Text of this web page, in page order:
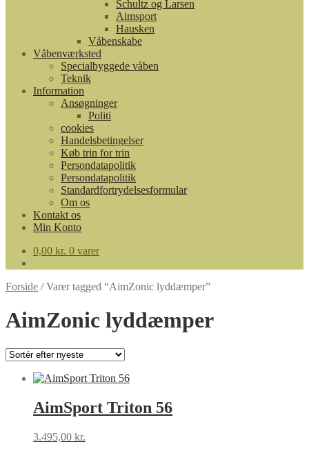
Schultz og Larsen
Aimsport
Hausken
Våbenskabe
Våbenværksted
Specialbyggede våben
Teknik
Information
Ansøgninger
Politi
cookies
Handelsbetingelser
Køb trin for trin
Persondatapolitik
Persondatapolitik
Standardfortrydelsesformular
Om os
Kontakt os
Min Konto
0,00 kr. 0 varer
Forside /Varer tagged “AimZonic lyddæmper”
AimZonic lyddæmper
AimSport Triton 56
3.495,00 kr.